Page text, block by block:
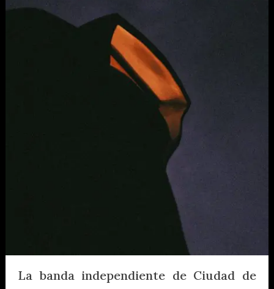
La banda independiente de Ciudad de